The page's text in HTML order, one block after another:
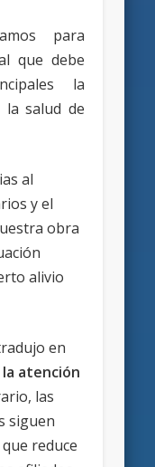
para
que debe
la
la salud de
al
y el
obra
alivio
en
atención
las
siguen
reduce